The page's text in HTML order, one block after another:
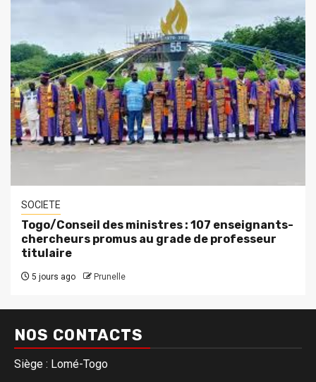
SOCIETE
Togo/Conseil des ministres : 107 enseignants-
chercheurs promus au grade de professeur
titulaire
5 jours ago Prunelle
NOS CONTACTS
Siège : Lomé-Togo